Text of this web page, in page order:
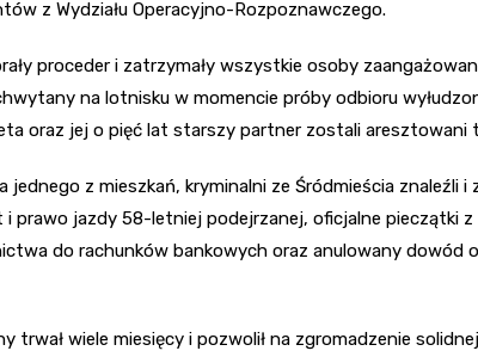
z Wydziału Operacyjno-Rozpoznawczego.
proceder i zatrzymały wszystkie osoby
na lotnisku w momencie próby odbioru
oraz jej o pięć lat starszy partner zostali aresztowani
jednego z mieszkań, kryminalni ze Śródmieścia znaleźli
i prawo jazdy 58-letniej podejrzanej, oficjalne pieczątki
do rachunków bankowych oraz anulowany
trwał wiele miesięcy i pozwolił na zgromadzenie